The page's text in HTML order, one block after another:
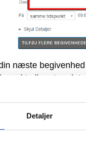
Detaljer
næste begivenhed
eller et andet.